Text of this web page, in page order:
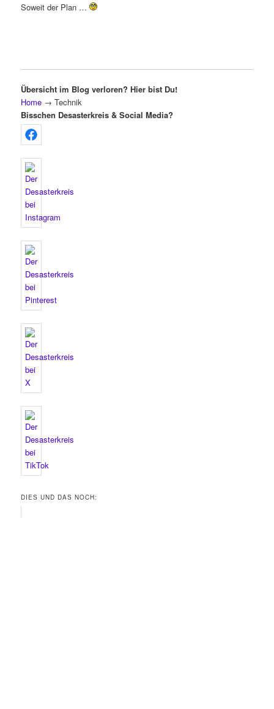
Soweit der Plan …
Übersicht im Blog verloren? Hier bist Du!
Home → Technik
Bisschen Desasterkreis & Social Media?
DIES UND DAS NOCH: